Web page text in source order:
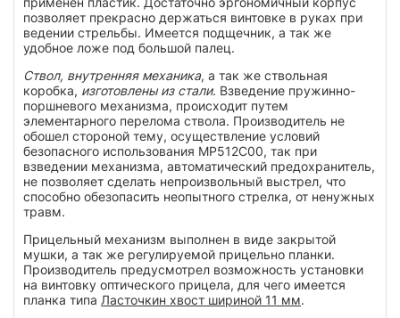
позволяет прекрасно держаться винтовке в руках при
ведении стрельбы. Имеется подщечник, а так же
удобное ложе под большой палец.
Ствол, внутренняя механика, а так же ствольная
коробка, изготовлены из стали. Взведение пружинно-
поршневого механизма, происходит путем
элементарного перелома ствола. Производитель не
обошел стороной тему, осуществление условий
безопасного использования МР512С00, так при
взведении механизма, автоматический предохранитель,
не позволяет сделать непроизвольный выстрел, что
способно обезопасить неопытного стрелка, от ненужных
травм.
Прицельный механизм выполнен в виде закрытой
мушки, а так же регулируемой прицельно планки.
Производитель предусмотрел возможность установки
на винтовку оптического прицела, для чего имеется
планка типа Ласточкин хвост шириной 11 мм.